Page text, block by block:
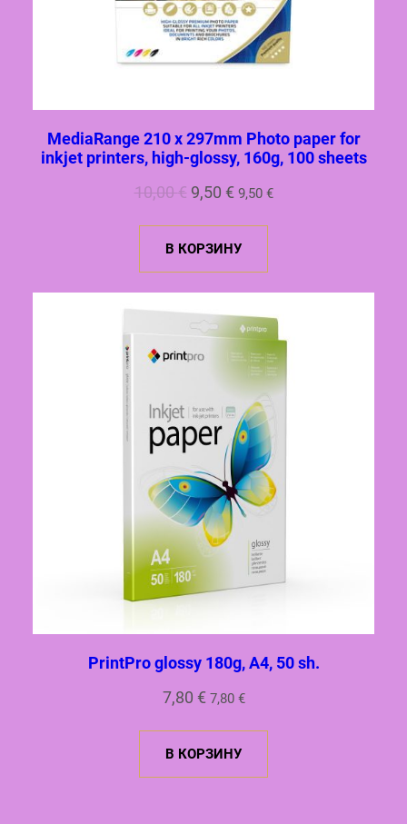
MediaRange 210 x 297mm Photo paper for
inkjet printers, high-glossy, 160g, 100 sheets
10,00€ Первоначальная
составляла
10,00 €.
9,50 €Текущая
9,50 €.
9,50 €
В КОРЗИНУ
PrintPro glossy 180g, A4, 50 sh.
7,80 € 7,80 €
В КОРЗИНУ